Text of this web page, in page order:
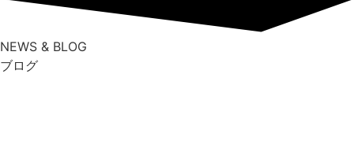
NEWS & BLOG
ブログ